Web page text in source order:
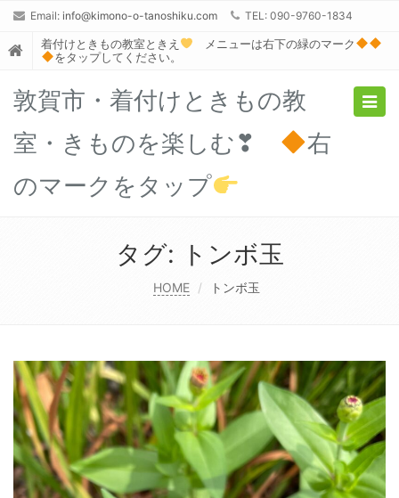
Email: info@kimono-o-tanoshiku.com TEL: 090-9760-1834
着付けときもの教室ときえ
メニューは右下の緑のマーク
をタップしてください。
敦賀市・着付けときもの教
室・きものを楽しむ❣
右
のマークをタップ
タグ: トンボ玉
HOME トンボ玉